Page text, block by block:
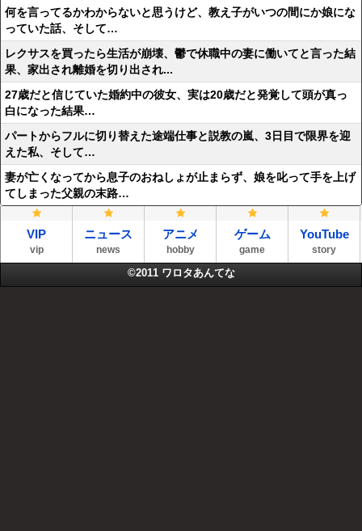
何を言ってるかわからないと思うけど、教え子がいつの間にか娘にな
っていた話、そして…
レクサスを買ったら生活が崩壊、鬱で休職中の妻に働いてと言った結
果、家出され離婚を切り出され...
27歳だと信じていた婚約中の彼女、実は20歳だと発覚して頭が真っ
白になった結果…
パートからフルに切り替えた途端仕事と説教の嵐、3日目で限界を迎
えた私、そして…
妻が亡くなってから息子のおねしょが止まらず、娘を叱って手を上げ
てしまった父親の末路…
VIP
vip
ニュース
news
アニメ
hobby
ゲーム
game
YouTube
story
©2011 ワロタあんてな